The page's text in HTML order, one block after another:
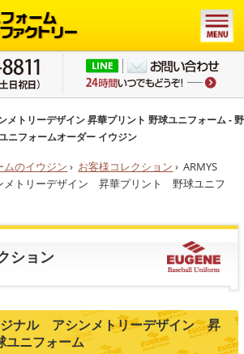
メトリーデザイン 昇華プリント 野球ユニフォーム - 野
ニフォームオーダー イウジン
ムのイウジン › お客様コレクション › ARMYS
トリーデザイン 昇華プリント 野球ユニフ
ション
ナル アシンメトリーデザイン 昇
ニフォーム